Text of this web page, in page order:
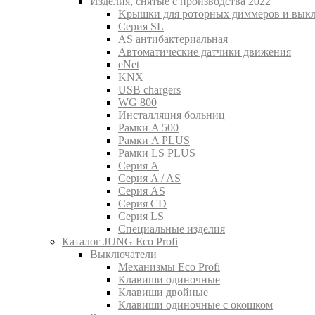
Kрышки для роторных диммеров и
Серия SL
AS антибактериальная
Aвтоматические датчики движения
eNet
KNX
USB chargers
WG 800
Инсталляция больниц
Рамки A 500
Рамки A PLUS
Рамки LS PLUS
Серия A
Серия A / AS
Серия AS
Серия CD
Серия LS
Специальные изделия
Каталог JUNG Eco Profi
Выключатели
Механизмы Eco Profi
Клавиши одиночные
Клавиши двойные
Клавиши одиночные с окошком